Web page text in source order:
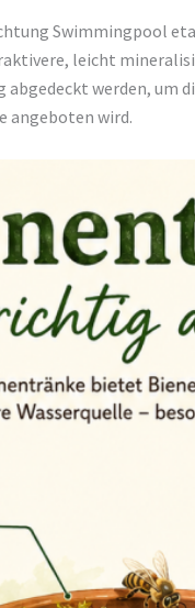
Swimmingpool
leicht
werden, um
angeboten wird.